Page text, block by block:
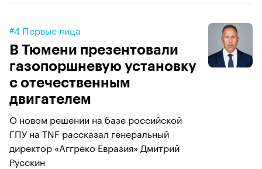
#4 Первые лица
В Тюмени презентовали
газопоршневую установку
с отечественным
двигателем
О новом решении на базе российской
ГПУ на TNF рассказал генеральный
директор «Аггреко Евразия» Дмитрий
Русскин